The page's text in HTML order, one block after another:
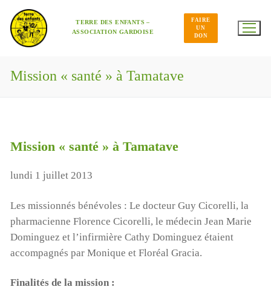
contenu
TERRE DES ENFANTS –
ASSOCIATION GARDOISE
FAIRE
UN
DON
Mission « santé » à Tamatave
Mission « santé » à Tamatave
lundi 1 juillet 2013
Les missionnés bénévoles : Le docteur Guy Cicorelli, la
pharmacienne Florence Cicorelli, le médecin Jean Marie
Dominguez et l’infirmière Cathy Dominguez étaient
accompagnés par Monique et Floréal Gracia.
Finalités de la mission :